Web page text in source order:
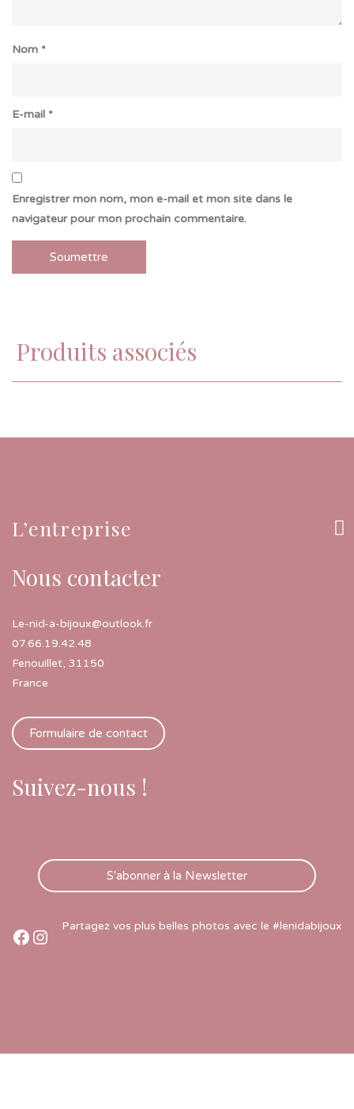
Nom *
E-mail *
Enregistrer mon nom, mon e-mail et mon site dans le
navigateur pour mon prochain commentaire.
Produits associés
L’entreprise
Nous contacter
Le-nid-a-bijoux@outlook.fr
07.66.19.42.48
Fenouillet, 31150
France
Formulaire de contact
Suivez-nous !
S'abonner à la Newsletter
Partagez vos plus belles photos avec le #lenidabijoux